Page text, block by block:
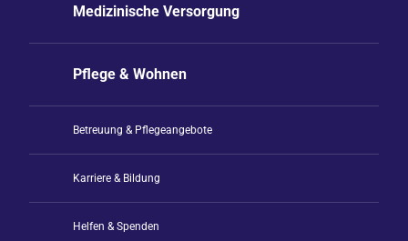
Medizinische Versorgung
Pflege & Wohnen
Betreuung & Pflegeangebote
Karriere & Bildung
Helfen & Spenden